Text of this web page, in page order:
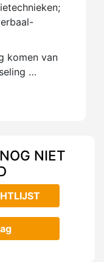
komen van
…
NIET